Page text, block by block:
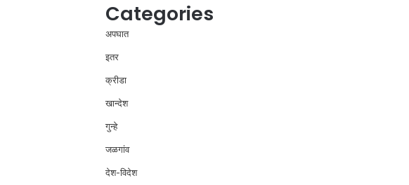
Categories
अपघात
इतर
क्रीडा
खान्देश
गुन्हे
जळगांव
देश-विदेश